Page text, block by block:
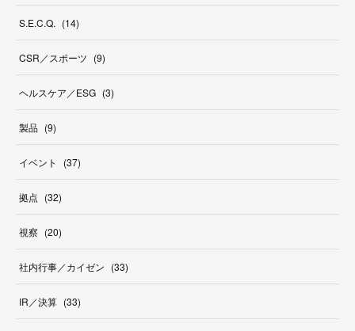
S.E.C.Q. (14)
CSR／スポーツ (9)
ヘルスケア／ESG (3)
製品 (9)
イベント (37)
拠点 (32)
視察 (20)
社内行事／カイゼン (33)
IR／決算 (33)